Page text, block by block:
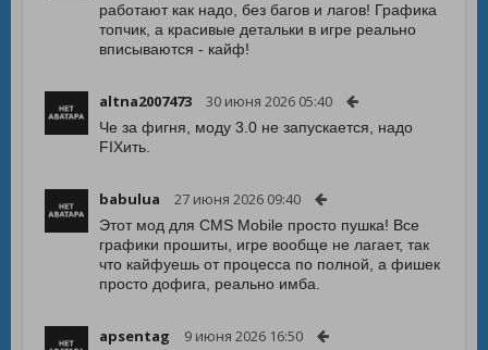
работают как надо, без багов и лагов! Графика
топчик, а красивые детальки в игре реально
вписываются - кайф!
altna2007473 30 июня 2026 05:40
Че за фигня, моду 3.0 не запускается, надо
FIXить.
babulua 27 июня 2026 09:40
Этот мод для CMS Mobile просто пушка! Все
графики прошиты, игре вообще не лагает, так
что кайфуешь от процесса по полной, а фишек
просто дофига, реально имба.
apsentag 9 июня 2026 16:50